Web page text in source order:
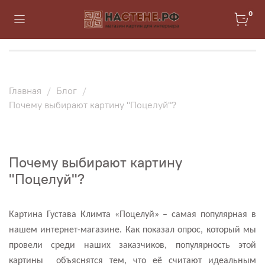
0
Главная
Блог
Почему выбирают картину "Поцелуй"?
Почему выбирают картину
"Поцелуй"?
Картина Густава Климта «Поцелуй» – самая популярная в
нашем интернет-магазине. Как показал опрос, который мы
провели среди наших заказчиков, популярность этой
картины
объяснятся тем, что её считают идеальным